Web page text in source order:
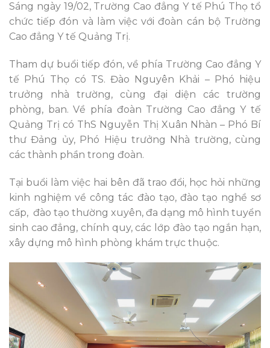
Sáng ngày 19/02, Trường Cao đẳng Y tế Phú Thọ tổ
chức tiếp đón và làm việc với đoàn cán bộ Trường
Cao đẳng Y tế Quảng Trị.
Tham dự buổi tiếp đón, về phía Trường Cao đẳng Y
tế Phú Thọ có TS. Đào Nguyên Khải – Phó hiệu
trưởng nhà trường, cùng đại diện các trường
phòng, ban. Về phía đoàn Trường Cao đẳng Y tế
Quảng Trị có ThS Nguyễn Thị Xuân Nhàn – Phó Bí
thư Đảng ủy, Phó Hiệu trưởng Nhà trường, cùng
các thành phần trong đoàn.
Tại buổi làm việc hai bên đã trao đổi, học hỏi những
kinh nghiệm về công tác đào tạo, đào tạo nghề sơ
cấp, đào tạo thường xuyên, đa dạng mô hình tuyển
sinh cao đẳng, chính quy, các lớp đào tạo ngắn hạn,
xây dựng mô hình phòng khám trực thuộc.